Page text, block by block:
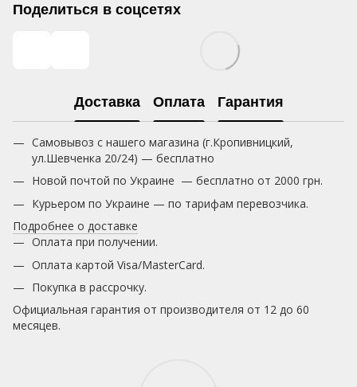
Поделиться в соцсетях
Доставка Оплата Гарантия
Самовывоз с нашего магазина (г.Кропивницкий,
ул.Шевченка 20/24) — бесплатно
Новой почтой по Украине — бесплатно от 2000 грн.
Курьером по Украине — по тарифам перевозчика.
Подробнее о доставке
Оплата при получении.
Оплата картой Visa/MasterCard.
Покупка в рассрочку.
Официальная гарантия от производителя от 12 до 60
месяцев.